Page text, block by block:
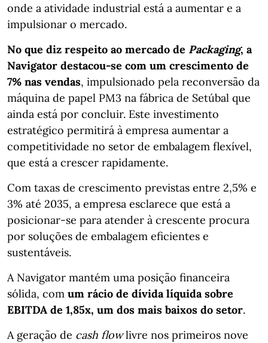
onde a atividade industrial está a aumentar e a
impulsionar o mercado.
No que diz respeito ao mercado de Packaging, a
Navigator destacou-se com um crescimento de
7% nas vendas, impulsionado pela reconversão da
máquina de papel PM3 na fábrica de Setúbal que
ainda está por concluir. Este investimento
estratégico permitirá à empresa aumentar a
competitividade no setor de embalagem flexível,
que está a crescer rapidamente.
Com taxas de crescimento previstas entre 2,5% e
3% até 2035, a empresa esclarece que está a
posicionar-se para atender à crescente procura
por soluções de embalagem eficientes e
sustentáveis.
A Navigator mantém uma posição financeira
sólida, com um rácio de dívida líquida sobre
EBITDA de 1,85x, um dos mais baixos do setor.
A geração de cash flowlivre nos primeiros nove